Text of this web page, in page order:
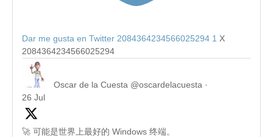
Dar me gusta en Twitter 2084364234566025294 1 X
2084364234566025294
Oscar de la Cuesta @oscardelacuesta ·
26 Jul
🚀 可能是世界上最好的 Windows 终端。